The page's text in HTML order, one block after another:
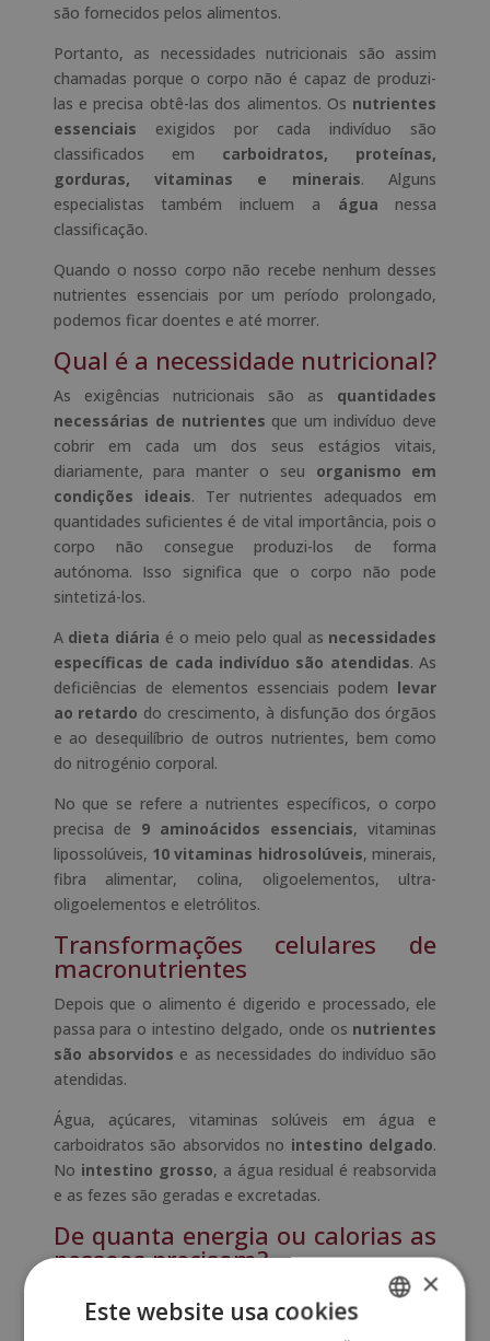
são fornecidos pelos alimentos.
Portanto, as necessidades nutricionais são assim
chamadas porque o corpo não é capaz de produzi-
las e precisa obtê-las dos alimentos. Os nutrientes
essenciais exigidos por cada indivíduo são
classificados em carboidratos, proteínas,
gorduras, vitaminas e minerais. Alguns
especialistas também incluem a água nessa
classificação.
Quando o nosso corpo não recebe nenhum desses
nutrientes essenciais por um período prolongado,
podemos ficar doentes e até morrer.
Qual é a necessidade nutricional?
As exigências nutricionais são as quantidades
necessárias de nutrientes que um indivíduo deve
cobrir em cada um dos seus estágios vitais,
diariamente, para manter o seu organismo em
condições ideais. Ter nutrientes adequados em
quantidades suficientes é de vital importância, pois o
corpo não consegue produzi-los de forma
autónoma. Isso significa que o corpo não pode
sintetizá-los.
A dieta diária é o meio pelo qual as necessidades
específicas de cada indivíduo são atendidas. As
deficiências de elementos essenciais podem levar
ao retardo do crescimento, à disfunção dos órgãos
e ao desequilíbrio de outros nutrientes, bem como
do nitrogénio corporal.
No que se refere a nutrientes específicos, o corpo
precisa de 9 aminoácidos essenciais, vitaminas
lipossolúveis, 10 vitaminas hidrosolúveis, minerais,
fibra alimentar, colina, oligoelementos, ultra-
oligoelementos e eletrólitos.
Transformações celulares de
macronutrientes
Depois que o alimento é digerido e processado, ele
passa para o intestino delgado, onde os nutrientes
são absorvidos e as necessidades do indivíduo são
atendidas.
Água, açúcares, vitaminas solúveis em água e
carboidratos são absorvidos no intestino delgado.
No intestino grosso, a água residual é reabsorvida
e as fezes são geradas e excretadas.
De quanta energia ou calorias as
pessoas precisam?
É importante saber que a energia é o combustível
usado pelo nosso organismo para realizar as suas
×
Este website usa cookies